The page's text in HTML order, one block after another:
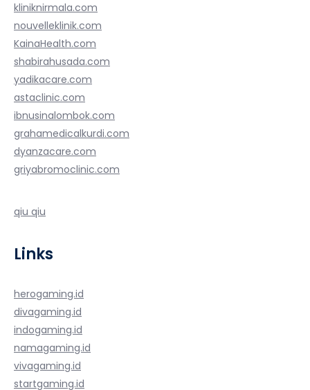
kliniknirmala.com
nouvelleklinik.com
KainaHealth.com
shabirahusada.com
yadikacare.com
astaclinic.com
ibnusinalombok.com
grahamedicalkurdi.com
dyanzacare.com
griyabromoclinic.com
qiu qiu
Links
herogaming.id
divagaming.id
indogaming.id
namagaming.id
vivagaming.id
startgaming.id